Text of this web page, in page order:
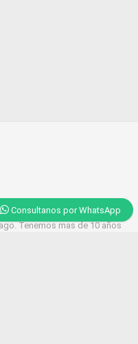
Consultanos por WhatsApp
Tenemos mas de 10 años